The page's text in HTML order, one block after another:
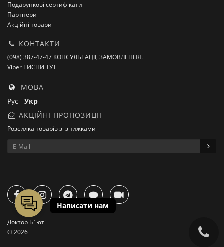
Подарункові сертифікати
Партнери
Акційні товари
КОНТАКТИ
(098) 387-47-47 КОНСУЛЬТАЦІЇ, ЗАМОВЛЕННЯ.
Viber ТИСНИ ТУТ
МОВА
Рус Укр
АКЦІЙНІ ПРОПОЗИЦІЇ
Розсилка товарів зі знижками
Доктор Б`юті
© 2026